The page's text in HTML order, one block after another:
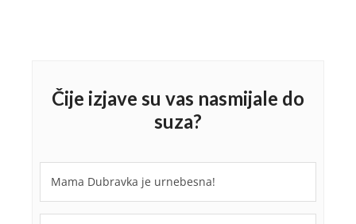
Čije izjave su vas nasmijale do
suza?
Mama Dubravka je urnebesna!